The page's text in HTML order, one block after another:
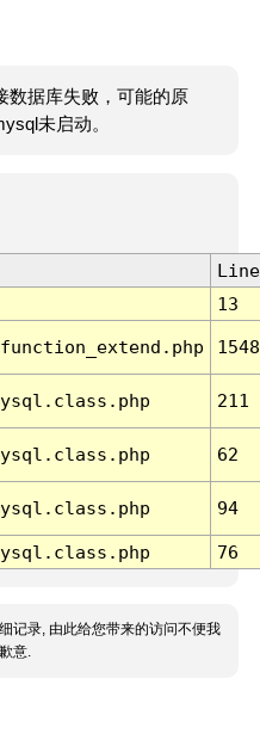
数据库失败，可能的原
未启动。
Line
13
1548
211
62
94
76
记录, 由此给您带来的访问不便我
意.